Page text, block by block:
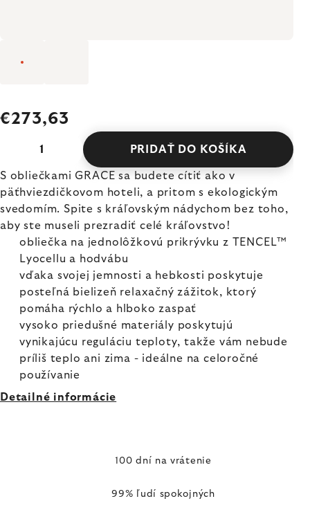
€273,63
PRIDAŤ DO KOŠÍKA
S obliečkami GRACE sa budete cítiť ako v
päťhviezdičkovom hoteli, a pritom s ekologickým
svedomím. Spite s kráľovským nádychom bez toho,
aby ste museli prezradiť celé kráľovstvo!
obliečka na jednolôžkovú prikrývku z TENCEL™
Lyocellu a hodvábu
vďaka svojej jemnosti a hebkosti poskytuje
posteľná bielizeň relaxačný zážitok, ktorý
pomáha rýchlo a hlboko zaspať
vysoko priedušné materiály poskytujú
vynikajúcu reguláciu teploty, takže vám nebude
príliš teplo ani zima - ideálne na celoročné
používanie
Detailné informácie
100 dní na vrátenie
99% ľudí spokojných